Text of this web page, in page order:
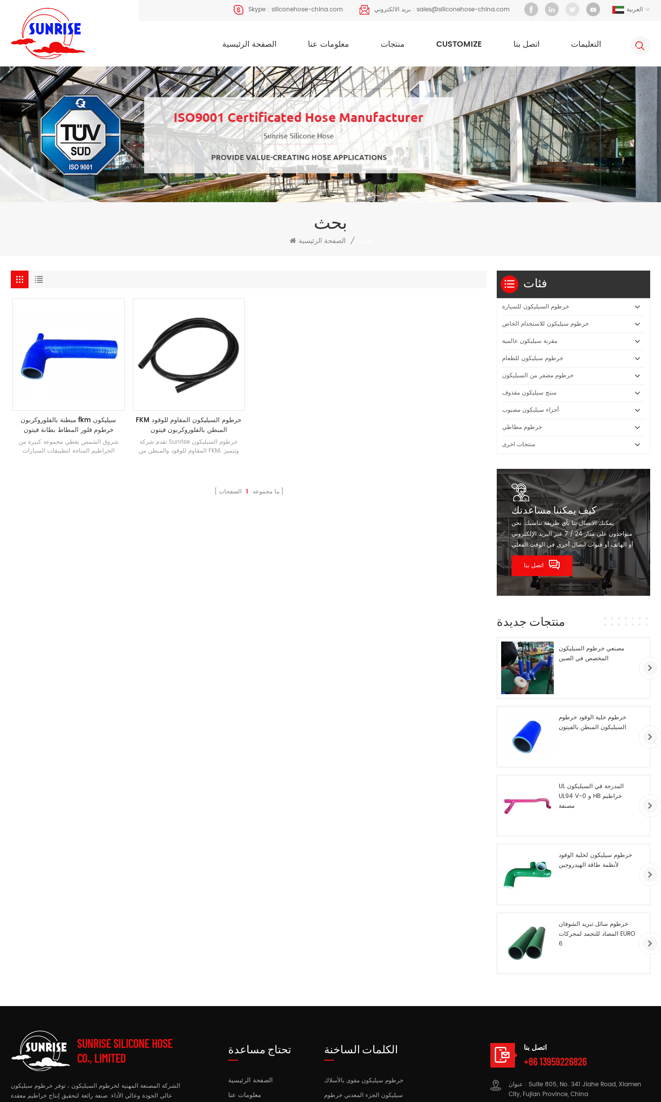
العربية Skype : siliconehose-china.com بريد الالكتروني : sales@siliconehose-china.com
الصفحة الرئيسية معلومات عنا منتجات CUSTOMIZE اتصل بنا التعليمات
بحث
الصفحة الرئيسية /
مبطنة بالفلوروكربون fkm سيليكون
خرطوم فلور المطاط بطانة فيتون
شروق الشمس يغطي مجموعة كبيرة من
الخراطيم المتاحة لتطبيقات السيارات
FKM خرطوم السيليكون المقاوم للوقود
المبطن بالفلوروكربون فيتون
تقدم شركة Sunrise خرطوم السيليكون
المقاوم للوقود والمبطن من FKM، وتتميز
والوقود والعطريات والعديد من المذيبات
العضوية والمواد الكيميائية. يمكن لشركة
ما مجموعه 1 الصفحات
فئات
خرطوم السيليكون للسيارة
خرطوم سيليكون للاستخدام الخاص
مقرنة سيليكون عالمية
خرطوم سيليكون للطعام
خرطوم مضفر من السيليكون
منتج سيليكون مقذوف
أجزاء سيليكون مصبوب
خرطوم مطاطي
منتجات اخرى
كيف يمكننا مساعدتك
يمكنك الاتصال بنا بأي طريقة تناسبك. نحن
متواجدون على مدار 24 / 7 عبر البريد الإلكتروني
أو الهاتف أو قنوات اتصال أخرى في الوقت الفعلي
اتصل بنا
منتجات جديدة
مصنعي خرطوم السيليكون
المخصص في الصين
خرطوم خلية الوقود خرطوم
السيليكون المبطن بالفيتون
UL المدرجة في السيليكون
UL94 V-0 و HB خراطيم
مصنفة
خرطوم سيليكون لخلية الوقود
لأنظمة طاقة الهيدروجين
خرطوم سائل تبريد الشوفان
المضاد للتجمد لمحركات EURO
6
SUNRISE SILICONE HOSE
CO., LIMITED
الشركة المصنعة المهنية لخرطوم السيليكون ، توفر خرطوم سيليكون
عالي الجودة وعالي الأداء. صنعة رائعة لتحقيق إنتاج خراطيم معقدة
اتصل بنا
+86 13959226826
عنوان : Suite 805, No. 341 Jiahe Road, Xiamen
City, Fujian Province, China
تحتاج مساعدة
الصفحة الرئيسية
معلومات عنا
الكلمات الساخنة
خرطوم سيليكون مقوى بالأسلاك
سيليكون الجزء المعدني خرطوم